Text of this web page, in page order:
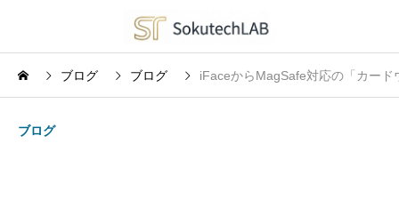
ブログ ブログ iFaceからMagSafe対応の「カー
ブログ